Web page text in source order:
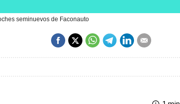
seminuevos de Faconauto